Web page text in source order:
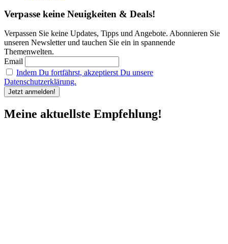
Verpasse keine Neuigkeiten & Deals!
Verpassen Sie keine Updates, Tipps und Angebote. Abonnieren Sie
unseren Newsletter und tauchen Sie ein in spannende
Themenwelten.
Email
Indem Du fortfährst, akzeptierst Du unsere
Datenschutzerklärung.
Meine aktuellste Empfehlung!